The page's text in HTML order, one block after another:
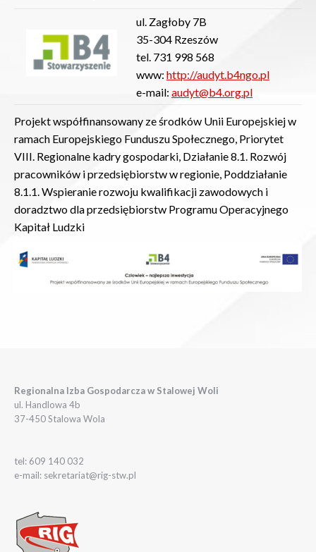
ul. Zagłoby 7B
35-304 Rzeszów
tel. 731 998 568
www: http://audyt.b4ngo.pl
e-mail: audyt@b4.org.pl
Projekt współfinansowany ze środków Unii Europejskiej w
ramach Europejskiego Funduszu Społecznego, Priorytet
VIII. Regionalne kadry gospodarki, Działanie 8.1. Rozwój
pracowników i przedsiębiorstw w regionie, Poddziałanie
8.1.1. Wspieranie rozwoju kwalifikacji zawodowych i
doradztwo dla przedsiębiorstw Programu Operacyjnego
Kapitał Ludzki
Regionalna Izba Gospodarcza w Stalowej Woli
ul. Handlowa 4b
37-450 Stalowa Wola
tel: 609 140 032
e-mail: sekretariat@rig-stw.pl